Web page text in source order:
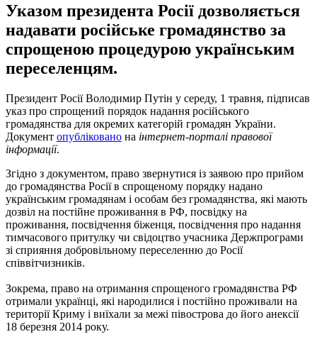
Указом президента Росії дозволяється
надавати російське громадянство за
спрощеною процедурою українським
переселенцям.
Президент Росії Володимир Путін у середу, 1 травня, підписав
указ про спрощений порядок надання російського
громадянства для окремих категорій громадян України.
Документ опубліковано на інтернет-порталі правової
інформації.
Згідно з документом, право звернутися із заявою про прийом
до громадянства Росії в спрощеному порядку надано
українським громадянам і особам без громадянства, які мають
дозвіл на постійне проживання в РФ, посвідку на
проживання, посвідчення біженця, посвідчення про надання
тимчасового притулку чи свідоцтво учасника Держпрограми
зі сприяння добровільному переселенню до Росії
співвітчизників.
Зокрема, право на отримання спрощеного громадянства РФ
отримали українці, які народилися і постійно проживали на
території Криму і виїхали за межі півострова до його анексії
18 березня 2014 року.